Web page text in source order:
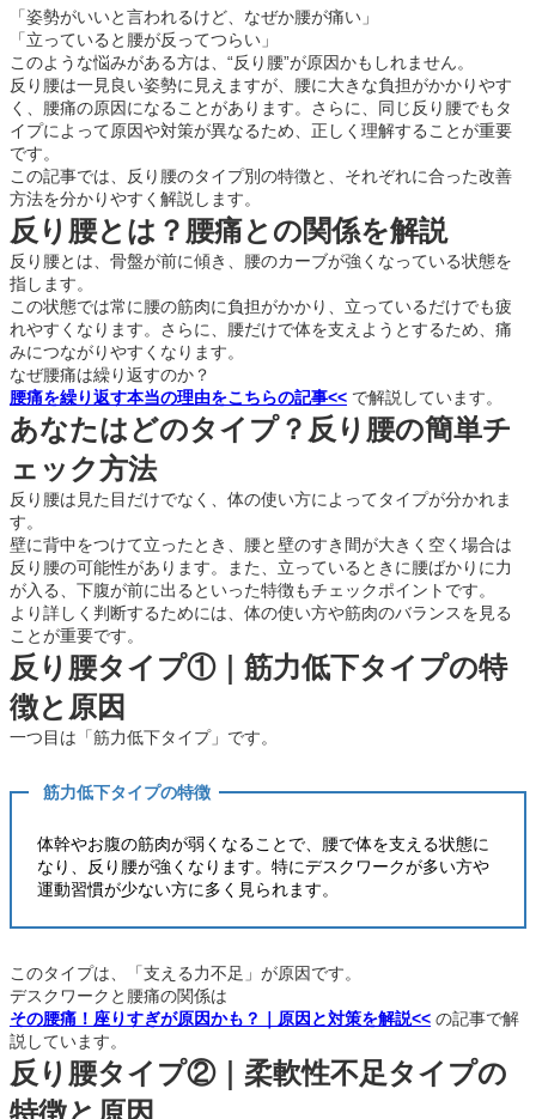
「姿勢がいいと言われるけど、なぜか腰が痛い」
「立っていると腰が反ってつらい」
このような悩みがある方は、“反り腰”が原因かもしれません。
反り腰は一見良い姿勢に見えますが、腰に大きな負担がかかりやす
く、腰痛の原因になることがあります。さらに、同じ反り腰でもタ
イプによって原因や対策が異なるため、正しく理解することが重要
です。
この記事では、反り腰のタイプ別の特徴と、それぞれに合った改善
方法を分かりやすく解説します。
反り腰とは？腰痛との関係を解説
反り腰とは、骨盤が前に傾き、腰のカーブが強くなっている状態を
指します。
この状態では常に腰の筋肉に負担がかかり、立っているだけでも疲
れやすくなります。さらに、腰だけで体を支えようとするため、痛
みにつながりやすくなります。
なぜ腰痛は繰り返すのか？
腰痛を繰り返す本当の理由をこちらの記事<< で解説しています。
あなたはどのタイプ？反り腰の簡単チ
ェック方法
反り腰は見た目だけでなく、体の使い方によってタイプが分かれま
す。
壁に背中をつけて立ったとき、腰と壁のすき間が大きく空く場合は
反り腰の可能性があります。また、立っているときに腰ばかりに力
が入る、下腹が前に出るといった特徴もチェックポイントです。
より詳しく判断するためには、体の使い方や筋肉のバランスを見る
ことが重要です。
反り腰タイプ①｜筋力低下タイプの特
徴と原因
一つ目は「筋力低下タイプ」です。
筋力低下タイプの特徴
体幹やお腹の筋肉が弱くなることで、腰で体を支える状態に
なり、反り腰が強くなります。特にデスクワークが多い方や
運動習慣が少ない方に多く見られます。
このタイプは、「支える力不足」が原因です。
デスクワークと腰痛の関係は
その腰痛！座りすぎが原因かも？｜原因と対策を解説<< の記事で解
説しています。
反り腰タイプ②｜柔軟性不足タイプの